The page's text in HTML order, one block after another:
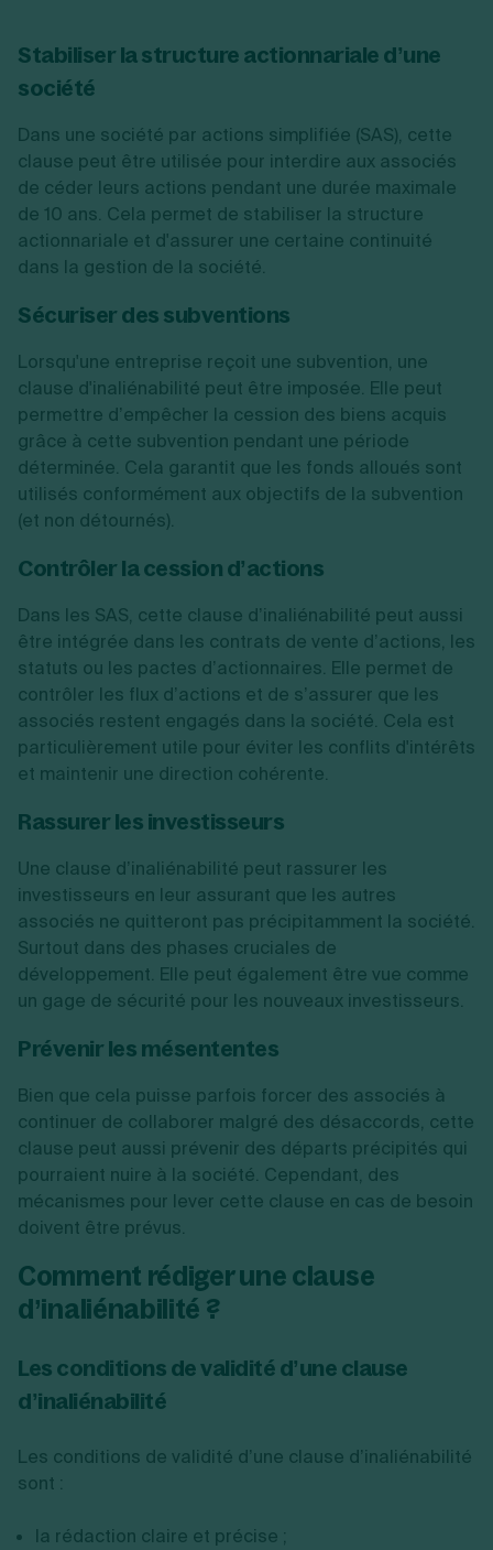
Stabiliser la structure actionnariale d’une
société
Dans une société par actions simplifiée (SAS), cette
clause peut être utilisée pour interdire aux associés
de céder leurs actions pendant une durée maximale
de 10 ans. Cela permet de stabiliser la structure
actionnariale et d'assurer une certaine continuité
dans la gestion de la société.
Sécuriser des subventions
Lorsqu'une entreprise reçoit une subvention, une
clause d'inaliénabilité peut être imposée. Elle peut
permettre d’empêcher la cession des biens acquis
grâce à cette subvention pendant une période
déterminée. Cela garantit que les fonds alloués sont
utilisés conformément aux objectifs de la subvention
(et non détournés).
Contrôler la cession d’actions
Dans les SAS, cette clause d’inaliénabilité peut aussi
être intégrée dans les contrats de vente d’actions, les
statuts ou les pactes d’actionnaires. Elle permet de
contrôler les flux d’actions et de s’assurer que les
associés restent engagés dans la société. Cela est
particulièrement utile pour éviter les conflits d'intérêts
et maintenir une direction cohérente.
Rassurer les investisseurs
Une clause d’inaliénabilité peut rassurer les
investisseurs en leur assurant que les autres
associés ne quitteront pas précipitamment la société.
Surtout dans des phases cruciales de
développement. Elle peut également être vue comme
un gage de sécurité pour les nouveaux investisseurs.
Prévenir les mésententes
Bien que cela puisse parfois forcer des associés à
continuer de collaborer malgré des désaccords, cette
clause peut aussi prévenir des départs précipités qui
pourraient nuire à la société. Cependant, des
mécanismes pour lever cette clause en cas de besoin
doivent être prévus.
Comment rédiger une clause
d’inaliénabilité ?
Les conditions de validité d’une clause
d’inaliénabilité
Les conditions de validité d’une clause d’inaliénabilité
sont :
la rédaction claire et précise ;